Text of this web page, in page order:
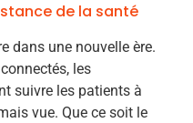
de la santé
dans une nouvelle ère.
les
suivre les patients à
vue. Que ce soit le